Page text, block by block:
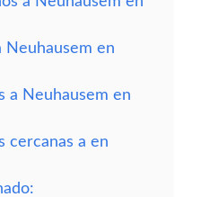
Neuhausem en
a Neuhausem en
cercanas a en